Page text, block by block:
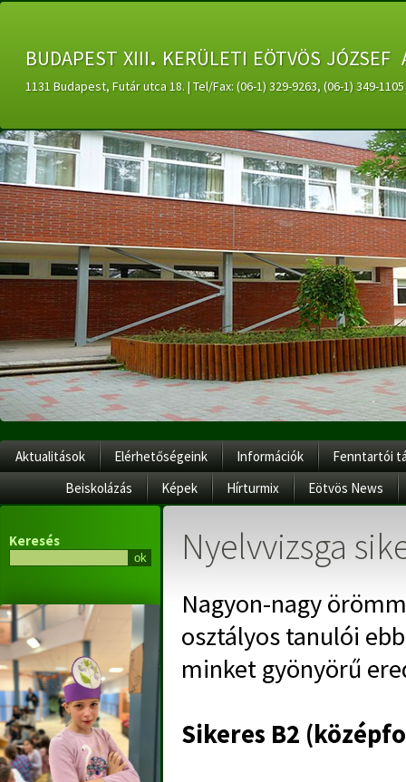
budapest xiii. kerületi eötvös
1131 Budapest, Futár utca 18. | Tel/Fax: (06-1) 329-9263, (06-1) 349-
Aktualitások Elérhetőségeink Információk
Fenntartói
Beiskolázás
Képek Hírturmix Eötvös News
Keresés Nyelvvizsga
Nagyon-nagy
osztályos tanulói
minket gyönyörű
Sikeres B2